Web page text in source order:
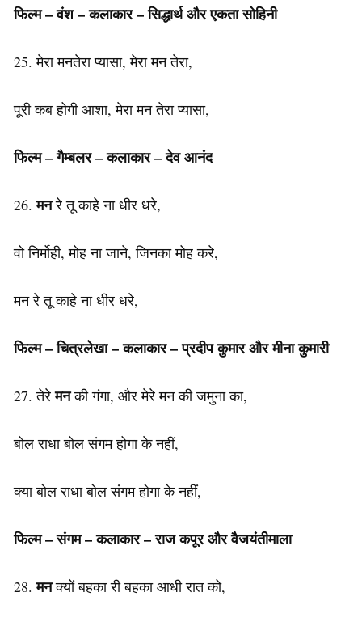
फिल्म – वंश – कलाकार – सिद्धार्थ और एकता सोहिनी
25. मेरा मनतेरा प्यासा, मेरा मन तेरा,
पूरी कब होगी आशा, मेरा मन तेरा प्यासा,
फिल्म – गैम्बलर –कलाकार– देव आनंद
26.मनरे तू काहे ना धीर धरे,
वो निर्मोही, मोह ना जाने, जिनका मोह करे,
मन रे तू काहे ना धीर धरे,
फिल्म – चित्रलेखा –कलाकार– प्रदीप कुमार और मीना कुमारी
27. तेरेमनकी गंगा, और मेरे मन की जमुना का,
बोल राधा बोल संगम होगा के नहीं,
क्या बोल राधा बोल संगम होगा के नहीं,
फिल्म – संगम –कलाकार– राज कपूर और वैजयंतीमाला
28.मनक्यों बहका री बहका आधी रात को,